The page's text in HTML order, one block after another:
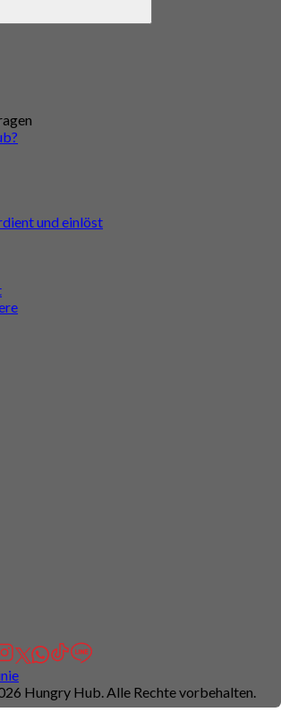
und einlöst
Hungry Hub. Alle Rechte vorbehalten.